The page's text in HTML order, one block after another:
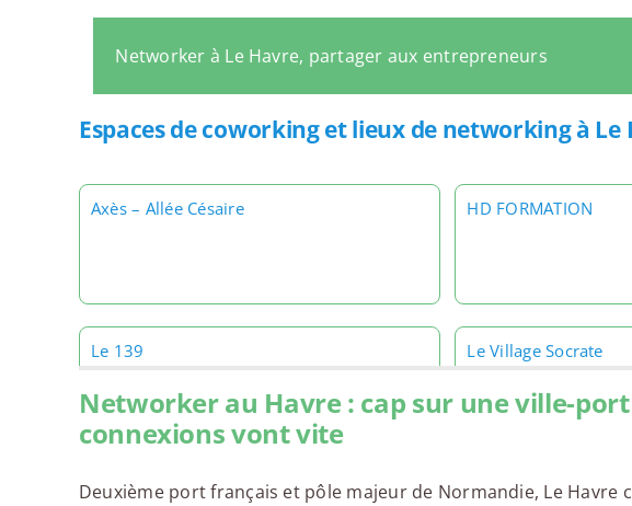
Networker à Le Havre, partager aux entrepreneurs
Espaces de coworking et lieux de networking à Le
Axès – Allée Césaire HD FORMATION
Le 139 Le Village Socrate
Wojo – Novotel Centre Gare
Networker au Havre : cap sur une ville-
connexions vont vite
Deuxième port français et pôle majeur de Normandie, Le Havre